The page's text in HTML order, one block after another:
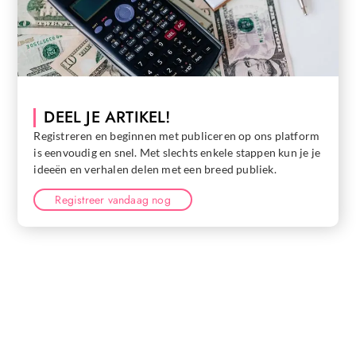
DEEL JE ARTIKEL!
Registreren en beginnen met publiceren op ons platform
is eenvoudig en snel. Met slechts enkele stappen kun je je
ideeën en verhalen delen met een breed publiek.
Registreer vandaag nog